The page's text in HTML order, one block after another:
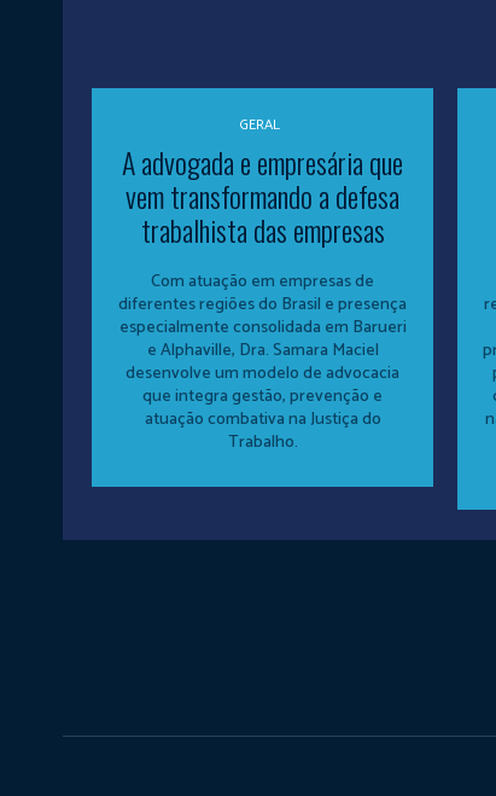
GERAL
A advogada e empresária que
vem transformando a defesa
trabalhista das empresas
Com atuação em empresas de
diferentes regiões do Brasil e presença
especialmente consolidada em Barueri
e Alphaville, Dra. Samara Maciel
desenvolve um modelo de advocacia
que integra gestão, prevenção e
atuação combativa na Justiça do
Trabalho.